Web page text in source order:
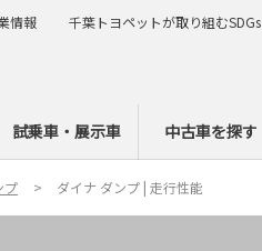
試乗車・展示車 中古車を探す
情報 千葉トヨペットが取り組むSDGs
プ ダイナ ダンプ | 走行性能